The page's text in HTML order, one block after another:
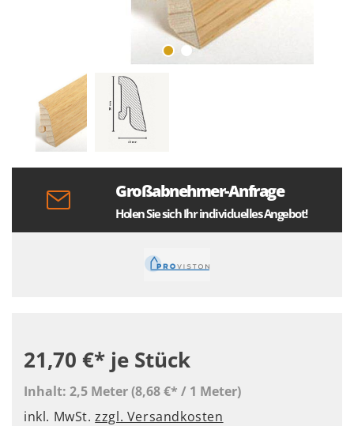
Großabnehmer-Anfrage
Holen Sie sich Ihr individuelles Angebot!
21,70 €* je Stück
Inhalt: 2,5 Meter(8,68 €* / 1 Meter)
inkl. MwSt.zzgl. Versandkosten